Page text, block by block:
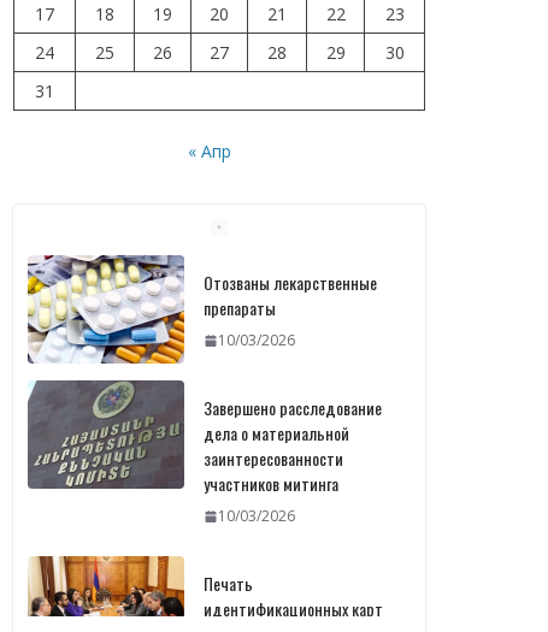
17
18 19 20 21 22
23
24
25 26 27 28 29
30
31
« Апр
Отозваны лекарственные
препараты
10/03/2026
Завершено расследование
дела о материальной
заинтересованности
участников митинга
10/03/2026
Печать
идентификационных карт